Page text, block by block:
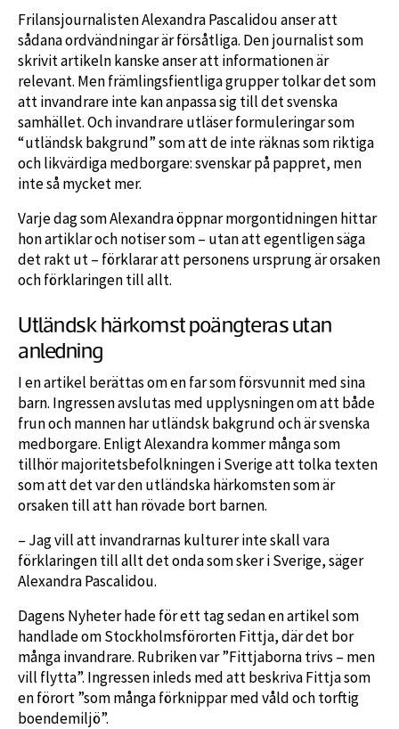
Frilansjournalisten Alexandra Pascalidou anser att
sådana ordvändningar är försåtliga. Den journalist som
skrivit artikeln kanske anser att informationen är
relevant. Men främlingsfientliga grupper tolkar det som
att invandrare inte kan anpassa sig till det svenska
samhället. Och invandrare utläser formuleringar som
“utländsk bakgrund” som att de inte räknas som riktiga
och likvärdiga medborgare: svenskar på pappret, men
inte så mycket mer.
Varje dag som Alexandra öppnar morgontidningen hittar
hon artiklar och notiser som – utan att egentligen säga
det rakt ut – förklarar att personens ursprung är orsaken
och förklaringen till allt.
Utländsk härkomst poängteras utan
anledning
I en artikel berättas om en far som försvunnit med sina
barn. Ingressen avslutas med upplysningen om att både
frun och mannen har utländsk bakgrund och är svenska
medborgare. Enligt Alexandra kommer många som
tillhör majoritetsbefolkningen i Sverige att tolka texten
som att det var den utländska härkomsten som är
orsaken till att han rövade bort barnen.
– Jag vill att invandrarnas kulturer inte skall vara
förklaringen till allt det onda som sker i Sverige, säger
Alexandra Pascalidou.
Dagens Nyheter hade för ett tag sedan en artikel som
handlade om Stockholmsförorten Fittja, där det bor
många invandrare. Rubriken var ”Fittjaborna trivs – men
vill flytta”. Ingressen inleds med att beskriva Fittja som
en förort ”som många förknippar med våld och torftig
boendemiljö”.